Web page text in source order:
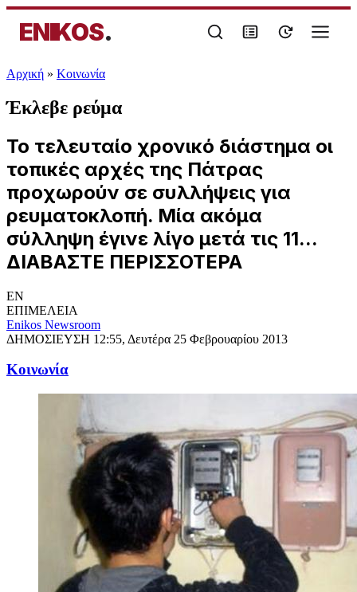
ENIKOS.
Αρχική » Κοινωνία
Έκλεβε ρεύμα
Το τελευταίο χρονικό διάστημα οι
τοπικές αρχές της Πάτρας
προχωρούν σε συλλήψεις για
ρευματοκλοπή. Μία ακόμα
σύλληψη έγινε λίγο μετά τις 11...
ΔΙΑΒΑΣΤΕ ΠΕΡΙΣΣΟΤΕΡΑ
EN
ΕΠΙΜΕΛΕΙΑ
Enikos Newsroom
ΔΗΜΟΣΙΕΥΣΗ 12:55, Δευτέρα 25 Φεβρουαρίου 2013
Κοινωνία